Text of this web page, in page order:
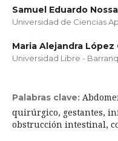
Samuel Eduardo
Universidad de Ciencias
Maria Alejandra López
Universidad Libre -
Palabras clave:
quirúrgico, gestantes,
obstrucción intestinal,